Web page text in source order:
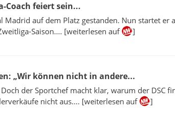
Coach feiert sein...
Madrid auf dem Platz gestanden. Nun startet er
Saison.... [weiterlesen auf
]
„Wir können nicht in andere...
der Sportchef macht klar, warum der DSC
nicht aus.... [weiterlesen auf
]